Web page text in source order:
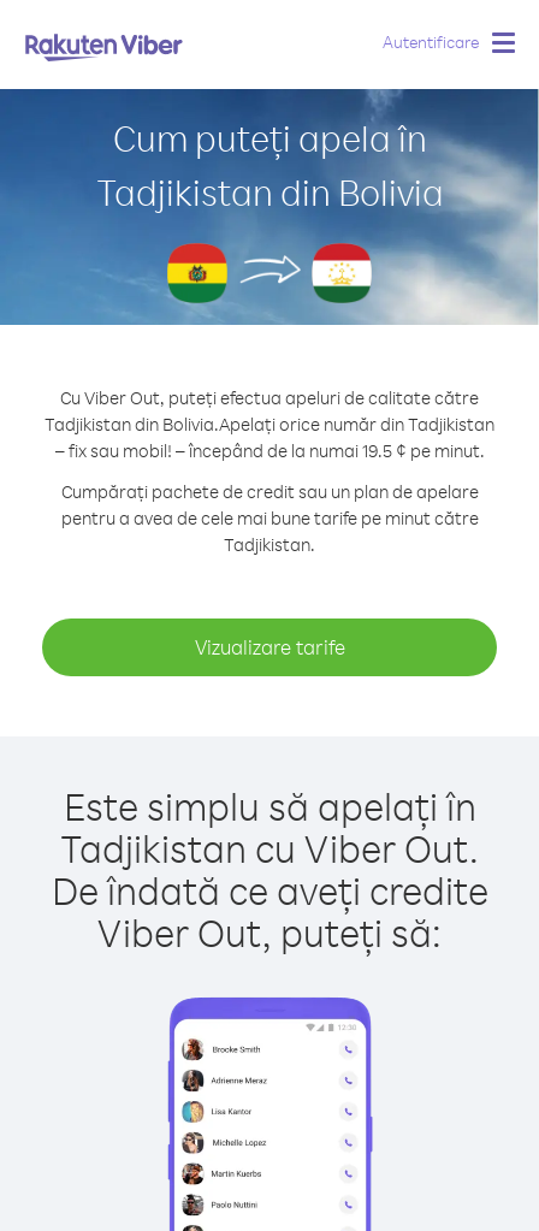
Autentificare
Cum puteți apela în
Tadjikistan din Bolivia
Cu Viber Out, puteți efectua apeluri de calitate către
Tadjikistan din Bolivia.Apelați orice număr din Tadjikistan
– fix sau mobil! – începând de la numai 19.5 ¢ pe minut.
Cumpărați pachete de credit sau un plan de apelare
pentru a avea de cele mai bune tarife pe minut către
Tadjikistan.
Vizualizare tarife
Este simplu să apelați în
Tadjikistan cu Viber Out.
De îndată ce aveți credite
Viber Out, puteți să: